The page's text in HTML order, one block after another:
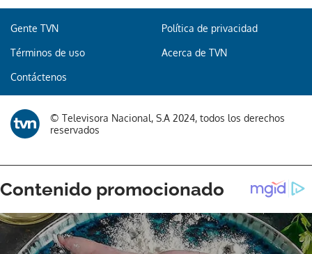
Gente TVN Política de privacidad
Términos de uso Acerca de TVN
Contáctenos
© Televisora Nacional, S.A 2024, todos los derechos
reservados